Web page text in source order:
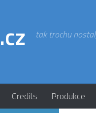
tak trochu
Credits Produkce